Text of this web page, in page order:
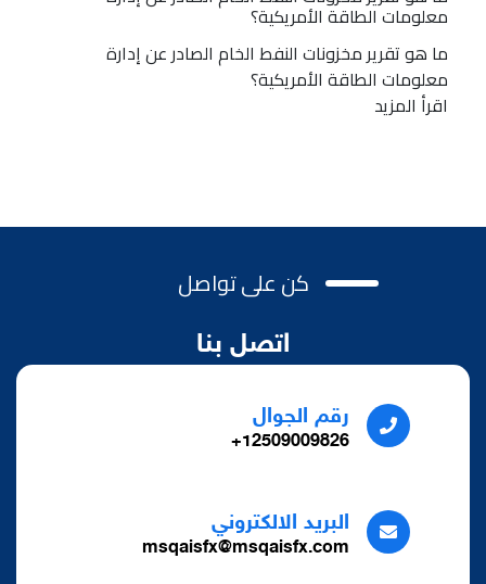
معلومات الطاقة الأمريكية؟
ما هو تقرير مخزونات النفط الخام الصادر عن إدارة
معلومات الطاقة الأمريكية؟
اقرأ المزيد
كن على تواصل
اتصل بنا
رقم الجوال
12509009826+
البريد الالكتروني
msqaisfx@msqaisfx.com